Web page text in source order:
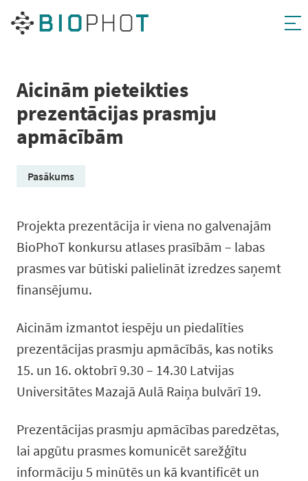
Pāriet
Aicinām pieteikties
prezentācijas prasmju
apmācībām
Pasākums
Projekta prezentācija ir viena no galvenajām
BioPhoT konkursu atlases prasībām – labas
prasmes var būtiski palielināt izredzes saņemt
finansējumu.
Aicinām izmantot iespēju un piedalīties
prezentācijas prasmju apmācībās, kas notiks
15. un 16. oktobrī 9.30 – 14.30 Latvijas
Universitātes Mazajā Aulā Raiņa bulvārī 19.
Prezentācijas prasmju apmācības paredzētas,
lai apgūtu prasmes komunicēt sarežģītu
informāciju 5 minūtēs un kā kvantificēt un